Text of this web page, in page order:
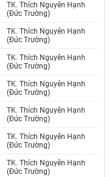
TK. Thích Nguyên Hạnh
(Đức Trường)
TK. Thích Nguyên Hạnh
(Đức Trường)
TK. Thích Nguyên Hạnh
(Đức Trường)
TK. Thích Nguyên Hạnh
(Đức Trường)
TK. Thích Nguyên Hạnh
(Đức Trường)
TK. Thích Nguyên Hạnh
(Đức Trường)
TK. Thích Nguyên Hạnh
(Đức Trường)